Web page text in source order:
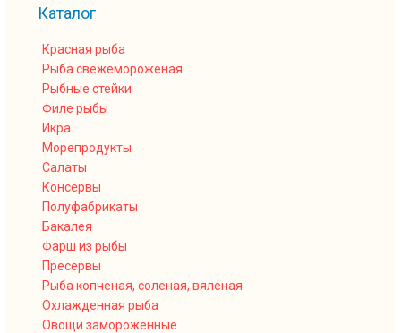
Каталог
Красная рыба
Рыба свежемороженая
Рыбные стейки
Филе рыбы
Икра
Морепродукты
Салаты
Консервы
Полуфабрикаты
Бакалея
Фарш из рыбы
Пресервы
Рыба копченая, соленая, вяленая
Охлажденная рыба
Овощи замороженные